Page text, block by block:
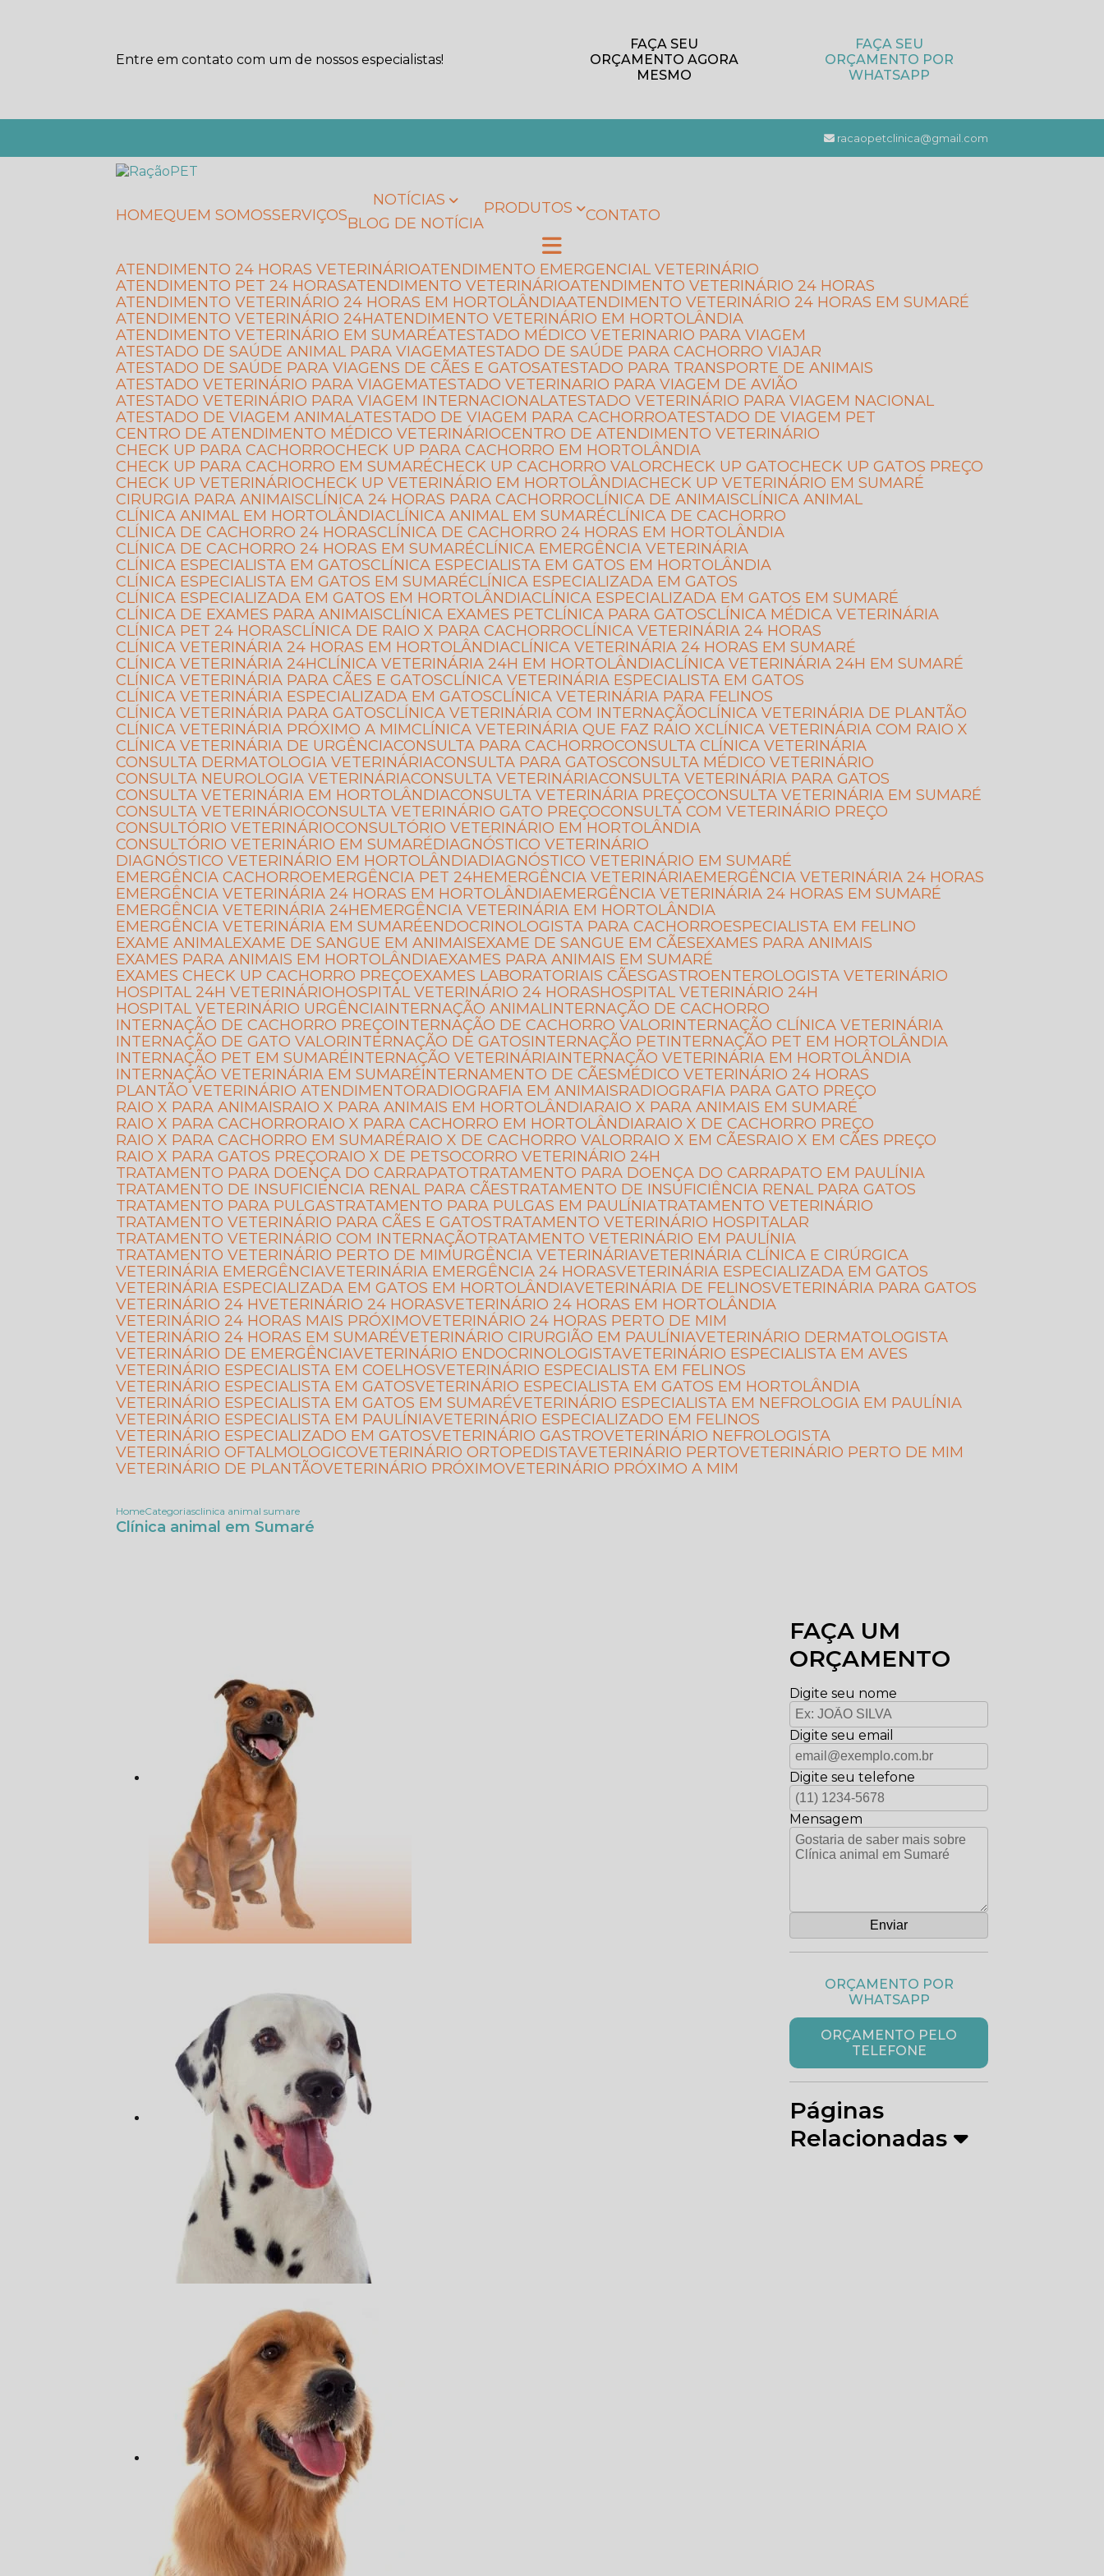
Entre em contato com um de nossos especialistas!
FAÇA SEU
ORÇAMENTO AGORA
MESMO
FAÇA SEU
ORÇAMENTO POR
WHATSAPP
racaopetclinica@gmail.com
HOME QUEM SOMOS SERVIÇOS
NOTÍCIAS
BLOG DE NOTÍCIA
PRODUTOS CONTATO
ATENDIMENTO 24 HORAS VETERINÁRIO ATENDIMENTO EMERGENCIAL VETERINÁRIO
ATENDIMENTO PET 24 HORAS ATENDIMENTO VETERINÁRIO ATENDIMENTO VETERINÁRIO 24 HORAS
ATENDIMENTO VETERINÁRIO 24 HORAS EM HORTOLÂNDIA ATENDIMENTO VETERINÁRIO 24 HORAS EM SUMARÉ
ATENDIMENTO VETERINÁRIO 24H ATENDIMENTO VETERINÁRIO EM HORTOLÂNDIA
ATENDIMENTO VETERINÁRIO EM SUMARÉ ATESTADO MÉDICO VETERINARIO PARA VIAGEM
ATESTADO DE SAÚDE ANIMAL PARA VIAGEM ATESTADO DE SAÚDE PARA CACHORRO VIAJAR
ATESTADO DE SAÚDE PARA VIAGENS DE CÃES E GATOS ATESTADO PARA TRANSPORTE DE ANIMAIS
ATESTADO VETERINÁRIO PARA VIAGEM ATESTADO VETERINARIO PARA VIAGEM DE AVIÃO
ATESTADO VETERINÁRIO PARA VIAGEM INTERNACIONAL ATESTADO VETERINÁRIO PARA VIAGEM NACIONAL
ATESTADO DE VIAGEM ANIMAL ATESTADO DE VIAGEM PARA CACHORRO ATESTADO DE VIAGEM PET
CENTRO DE ATENDIMENTO MÉDICO VETERINÁRIO
CENTRO DE ATENDIMENTO VETERINÁRIO
CHECK UP PARA CACHORRO
CHECK UP PARA CACHORRO EM HORTOLÂNDIA
CHECK UP PARA CACHORRO EM SUMARÉ
CHECK UP CACHORRO VALOR CHECK UP GATO
CHECK UP GATOS PREÇO
CHECK UP VETERINÁRIO
CHECK UP VETERINÁRIO EM HORTOLÂNDIA
CHECK UP VETERINÁRIO EM SUMARÉ
CIRURGIA PARA ANIMAIS
CLÍNICA 24 HORAS PARA CACHORRO CLÍNICA DE ANIMAIS
CLÍNICA ANIMAL
CLÍNICA ANIMAL EM HORTOLÂNDIA
CLÍNICA ANIMAL EM SUMARÉ
CLÍNICA DE CACHORRO
CLÍNICA DE CACHORRO 24 HORAS
CLÍNICA DE CACHORRO 24 HORAS EM HORTOLÂNDIA
CLÍNICA DE CACHORRO 24 HORAS EM SUMARÉ
CLÍNICA EMERGÊNCIA VETERINÁRIA
CLÍNICA ESPECIALISTA EM GATOS
CLÍNICA ESPECIALISTA EM GATOS EM HORTOLÂNDIA
CLÍNICA ESPECIALISTA EM GATOS EM SUMARÉ
CLÍNICA ESPECIALIZADA EM GATOS
CLÍNICA ESPECIALIZADA EM GATOS EM HORTOLÂNDIA
CLÍNICA ESPECIALIZADA EM GATOS EM SUMARÉ
CLÍNICA DE EXAMES PARA ANIMAIS
CLÍNICA EXAMES PET CLÍNICA PARA GATOS
CLÍNICA MÉDICA VETERINÁRIA
CLÍNICA PET 24 HORAS
CLÍNICA DE RAIO X PARA CACHORRO
CLÍNICA VETERINÁRIA 24 HORAS
CLÍNICA VETERINÁRIA 24 HORAS EM HORTOLÂNDIA
CLÍNICA VETERINÁRIA 24 HORAS EM SUMARÉ
CLÍNICA VETERINÁRIA 24H
CLÍNICA VETERINÁRIA 24H EM HORTOLÂNDIA
CLÍNICA VETERINÁRIA 24H EM SUMARÉ
CLÍNICA VETERINÁRIA PARA CÃES E GATOS
CLÍNICA VETERINÁRIA ESPECIALISTA EM GATOS
CLÍNICA VETERINÁRIA ESPECIALIZADA EM GATOS
CLÍNICA VETERINÁRIA PARA FELINOS
CLÍNICA VETERINÁRIA PARA GATOS
CLÍNICA VETERINÁRIA COM INTERNAÇÃO
CLÍNICA VETERINÁRIA DE PLANTÃO
CLÍNICA VETERINÁRIA PRÓXIMO A MIM
CLÍNICA VETERINÁRIA QUE FAZ RAIO X
CLÍNICA VETERINÁRIA COM RAIO X
CLÍNICA VETERINÁRIA DE URGÊNCIA CONSULTA PARA CACHORRO CONSULTA CLÍNICA VETERINÁRIA
CONSULTA DERMATOLOGIA VETERINÁRIA CONSULTA PARA GATOS CONSULTA MÉDICO VETERINÁRIO
CONSULTA NEUROLOGIA VETERINÁRIA CONSULTA VETERINÁRIA CONSULTA VETERINÁRIA PARA GATOS
CONSULTA VETERINÁRIA EM HORTOLÂNDIA CONSULTA VETERINÁRIA PREÇO CONSULTA VETERINÁRIA EM SUMARÉ
CONSULTA VETERINÁRIO CONSULTA VETERINÁRIO GATO PREÇO CONSULTA COM VETERINÁRIO PREÇO
CONSULTÓRIO VETERINÁRIO CONSULTÓRIO VETERINÁRIO EM HORTOLÂNDIA
CONSULTÓRIO VETERINÁRIO EM SUMARÉ
DIAGNÓSTICO VETERINÁRIO
DIAGNÓSTICO VETERINÁRIO EM HORTOLÂNDIA
DIAGNÓSTICO VETERINÁRIO EM SUMARÉ
EMERGÊNCIA CACHORRO
EMERGÊNCIA PET 24H EMERGÊNCIA VETERINÁRIA EMERGÊNCIA VETERINÁRIA 24 HORAS
EMERGÊNCIA VETERINÁRIA 24 HORAS EM HORTOLÂNDIA EMERGÊNCIA VETERINÁRIA 24 HORAS EM SUMARÉ
EMERGÊNCIA VETERINÁRIA 24H
EMERGÊNCIA VETERINÁRIA EM HORTOLÂNDIA
EMERGÊNCIA VETERINÁRIA EM SUMARÉ
ENDOCRINOLOGISTA PARA CACHORRO ESPECIALISTA EM FELINO
EXAME ANIMAL EXAME DE SANGUE EM ANIMAIS EXAME DE SANGUE EM CÃES EXAMES PARA ANIMAIS
EXAMES PARA ANIMAIS EM HORTOLÂNDIA EXAMES PARA ANIMAIS EM SUMARÉ
EXAMES CHECK UP CACHORRO PREÇO EXAMES LABORATORIAIS CÃES
GASTROENTEROLOGISTA VETERINÁRIO
HOSPITAL 24H VETERINÁRIO
HOSPITAL VETERINÁRIO 24 HORAS
HOSPITAL VETERINÁRIO 24H
HOSPITAL VETERINÁRIO URGÊNCIA INTERNAÇÃO ANIMAL INTERNAÇÃO DE CACHORRO
INTERNAÇÃO DE CACHORRO PREÇO INTERNAÇÃO DE CACHORRO VALOR INTERNAÇÃO CLÍNICA VETERINÁRIA
INTERNAÇÃO DE GATO VALOR INTERNAÇÃO DE GATOS INTERNAÇÃO PET INTERNAÇÃO PET EM HORTOLÂNDIA
INTERNAÇÃO PET EM SUMARÉ INTERNAÇÃO VETERINÁRIA INTERNAÇÃO VETERINÁRIA EM HORTOLÂNDIA
INTERNAÇÃO VETERINÁRIA EM SUMARÉ INTERNAMENTO DE CÃES
MÉDICO VETERINÁRIO 24 HORAS
PLANTÃO VETERINÁRIO ATENDIMENTO
RADIOGRAFIA EM ANIMAIS
RADIOGRAFIA PARA GATO PREÇO
RAIO X PARA ANIMAIS
RAIO X PARA ANIMAIS EM HORTOLÂNDIA RAIO X PARA ANIMAIS EM SUMARÉ
RAIO X PARA CACHORRO
RAIO X PARA CACHORRO EM HORTOLÂNDIA RAIO X DE CACHORRO PREÇO
RAIO X PARA CACHORRO EM SUMARÉ
RAIO X DE CACHORRO VALOR RAIO X EM CÃES
RAIO X EM CÃES PREÇO
RAIO X PARA GATOS PREÇO
RAIO X DE PET SOCORRO VETERINÁRIO 24H
TRATAMENTO PARA DOENÇA DO CARRAPATO
TRATAMENTO PARA DOENÇA DO CARRAPATO EM PAULÍNIA
TRATAMENTO DE INSUFICIENCIA RENAL PARA CÃES
TRATAMENTO DE INSUFICIÊNCIA RENAL PARA GATOS
TRATAMENTO PARA PULGAS
TRATAMENTO PARA PULGAS EM PAULÍNIA TRATAMENTO VETERINÁRIO
TRATAMENTO VETERINÁRIO PARA CÃES E GATOS
TRATAMENTO VETERINÁRIO HOSPITALAR
TRATAMENTO VETERINÁRIO COM INTERNAÇÃO
TRATAMENTO VETERINÁRIO EM PAULÍNIA
TRATAMENTO VETERINÁRIO PERTO DE MIM
URGÊNCIA VETERINÁRIA
VETERINÁRIA CLÍNICA E CIRÚRGICA
VETERINÁRIA EMERGÊNCIA
VETERINÁRIA EMERGÊNCIA 24 HORAS
VETERINÁRIA ESPECIALIZADA EM GATOS
VETERINÁRIA ESPECIALIZADA EM GATOS EM HORTOLÂNDIA
VETERINÁRIA DE FELINOS
VETERINÁRIA PARA GATOS
VETERINÁRIO 24 H
VETERINÁRIO 24 HORAS
VETERINÁRIO 24 HORAS EM HORTOLÂNDIA
VETERINÁRIO 24 HORAS MAIS PRÓXIMO
VETERINÁRIO 24 HORAS PERTO DE MIM
VETERINÁRIO 24 HORAS EM SUMARÉ
VETERINÁRIO CIRURGIÃO EM PAULÍNIA
VETERINÁRIO DERMATOLOGISTA
VETERINÁRIO DE EMERGÊNCIA
VETERINÁRIO ENDOCRINOLOGISTA
VETERINÁRIO ESPECIALISTA EM AVES
VETERINÁRIO ESPECIALISTA EM COELHOS
VETERINÁRIO ESPECIALISTA EM FELINOS
VETERINÁRIO ESPECIALISTA EM GATOS
VETERINÁRIO ESPECIALISTA EM GATOS EM HORTOLÂNDIA
VETERINÁRIO ESPECIALISTA EM GATOS EM SUMARÉ
VETERINÁRIO ESPECIALISTA EM NEFROLOGIA EM PAULÍNIA
VETERINÁRIO ESPECIALISTA EM PAULÍNIA
VETERINÁRIO ESPECIALIZADO EM FELINOS
VETERINÁRIO ESPECIALIZADO EM GATOS
VETERINÁRIO GASTRO
VETERINÁRIO NEFROLOGISTA
VETERINÁRIO OFTALMOLOGICO
VETERINÁRIO ORTOPEDISTA VETERINÁRIO PERTO
VETERINÁRIO PERTO DE MIM
VETERINÁRIO DE PLANTÃO
VETERINÁRIO PRÓXIMO VETERINÁRIO PRÓXIMO A MIM
HomeCategoriasclinica animal sumare
Clínica animal em Sumaré
FAÇA UM
ORÇAMENTO
Digite seu nome
Digite seu email
Digite seu telefone
Mensagem
ORÇAMENTO POR
WHATSAPP
ORÇAMENTO PELO
TELEFONE
Páginas
Relacionadas